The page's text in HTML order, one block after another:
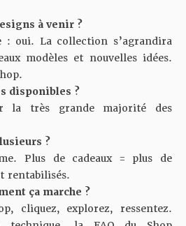
à venir ?
: oui. La collection s’agrandira
modèles et nouvelles idées.
disponibles ?
la très grande majorité des
?
Plus de cadeaux = plus de
rentabilisés.
ça marche ?
cliquez, explorez, ressentez.